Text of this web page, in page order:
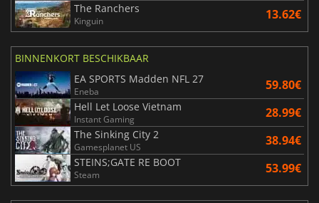
The Ranchers
Kinguin 13.62€
BINNENKORT BESCHIKBAAR
EA SPORTS Madden NFL 27
Eneba 59.80€
Hell Let Loose Vietnam
Instant Gaming 28.99€
The Sinking City 2
Gamesplanet US 38.94€
STEINS;GATE RE BOOT
Steam 53.99€